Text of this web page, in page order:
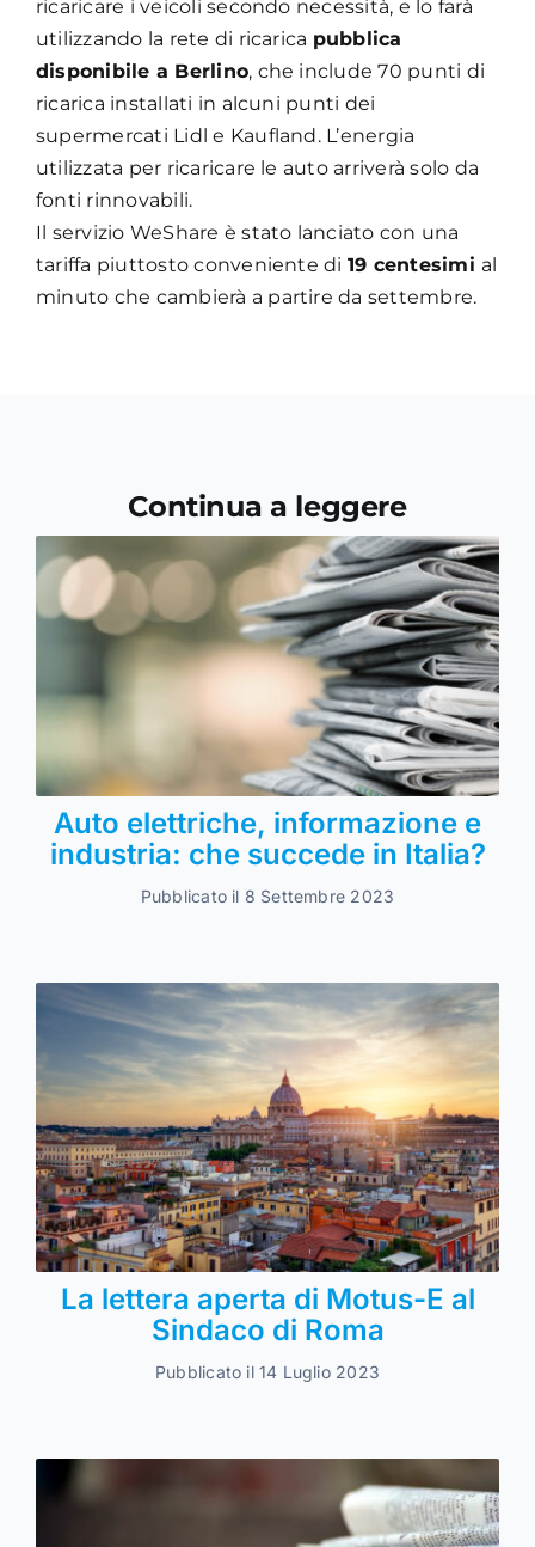
ricaricare i veicoli secondo necessità, e lo farà
utilizzando la rete di ricarica pubblica
disponibile a Berlino, che include 70 punti di
ricarica installati in alcuni punti dei
supermercati Lidl e Kaufland. L’energia
utilizzata per ricaricare le auto arriverà solo da
fonti rinnovabili.
Il servizio WeShare è stato lanciato con una
tariffa piuttosto conveniente di 19 centesimi al
minuto che cambierà a partire da settembre.
Continua a leggere
Auto elettriche, informazione e
industria: che succede in Italia?
Pubblicato il 8 Settembre 2023
La lettera aperta di Motus-E al
Sindaco di Roma
Pubblicato il 14 Luglio 2023